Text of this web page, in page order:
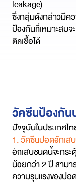
leakage)
ซึ่งกลุ่มดังกล่าวมีค
ป้องกันที่เหมาะสมจ
ติดเชื้อได้
วัคซีนป้องกัน
ปัจจุบันในประเทศ
1. วัคซีนปอดอักเส
อักเสบชนิดนี้จะกร
น้อยกว่า 2 ปี สาม
ความรุนแรงของปอ